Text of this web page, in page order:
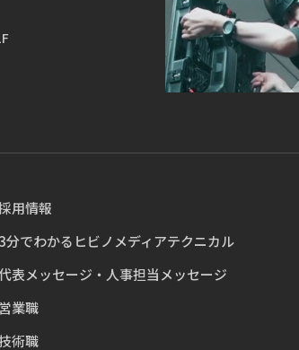
用情報
3分でわかるヒビノメディアテクニカル
表メッセージ・人事担当メッセージ
営業職
術職